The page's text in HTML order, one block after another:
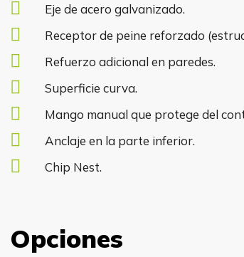
Eje de acero galvanizado.
Receptor de peine reforzado
Refuerzo adicional en paredes.
Superficie curva.
Mango manual que protege del
Anclaje en la parte inferior.
Chip Nest.
Opciones